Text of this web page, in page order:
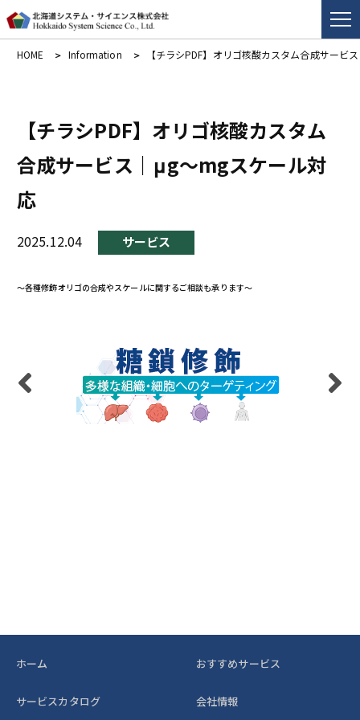
HOME Information 【チラシPDF】オリゴ核酸カスタム合成サービ
【チラシPDF】オリゴ核酸カスタム
合成サービス｜μg～mgスケール対
応
2025.12.04 サービス
～各種修飾オリゴの合成やスケールに関するご相談も承ります～
ホーム おすすめサービス
サービスカタログ 会社情報